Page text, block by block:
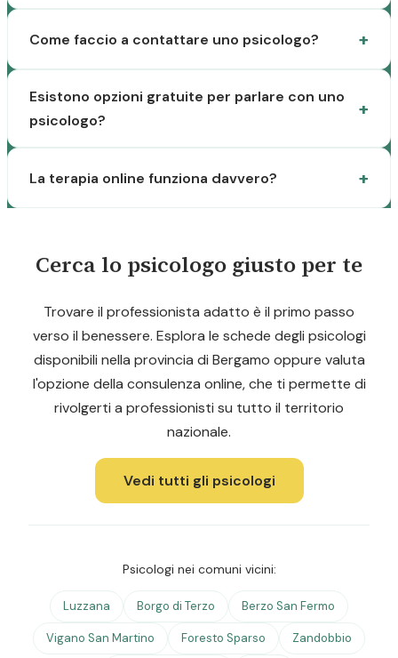
Come faccio a contattare uno psicologo?
Esistono opzioni gratuite per parlare con uno
psicologo?
La terapia online funziona davvero?
Cerca lo psicologo giusto per te
Trovare il professionista adatto è il primo passo
verso il benessere. Esplora le schede degli psicologi
disponibili nella provincia di Bergamo oppure valuta
l'opzione della consulenza online, che ti permette di
rivolgerti a professionisti su tutto il territorio
nazionale.
Vedi tutti gli psicologi
Psicologi nei comuni vicini:
Luzzana Borgo di Terzo Berzo San Fermo
Vigano San Martino Foresto Sparso Zandobbio